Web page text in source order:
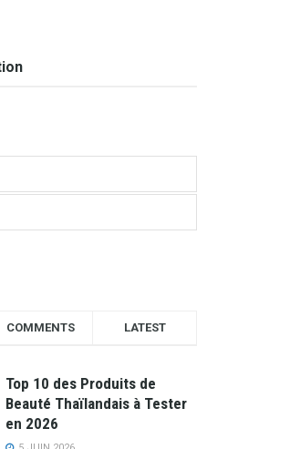
COMMENTS LATEST
Top 10 des Produits de
Beauté Thaïlandais à Tester
en 2026